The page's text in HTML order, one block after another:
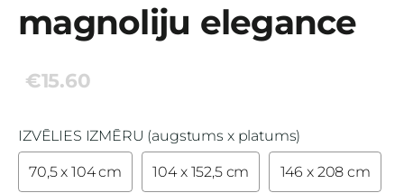
magnoliju elegance
€15.60
IZVĒLIES IZMĒRU (augstums x platums)
70,5 x 104 cm 104 x 152,5 cm 146 x 208 cm